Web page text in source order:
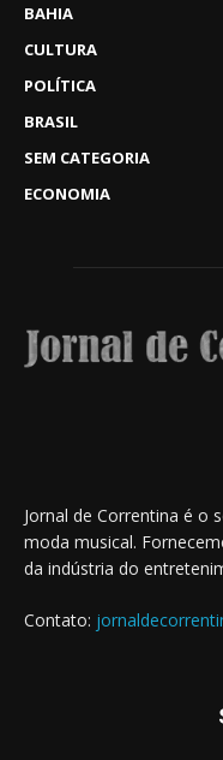
BAHIA
CULTURA
POLÍTICA
BRASIL
SEM CATEGORIA
ECONOMIA
Jornal de Correntina é o
moda musical.
da indústria do
Contato: